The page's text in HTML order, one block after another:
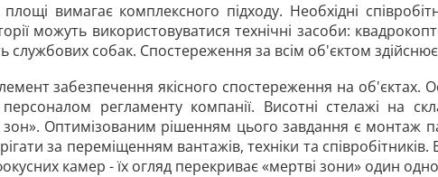
вимагає комплексного підходу. Необхідні
можуть використовуватися технічні засоби:
службових собак. Спостереження за всім об'єктом
забезпечення якісного спостереження на об'єктах.
регламенту компанії. Висотні стелажі на
Оптимізованим рішенням цього завдання є монтаж
за переміщенням вантажів, техніки та
камер - їх огляд перекриває «мертві зони» один